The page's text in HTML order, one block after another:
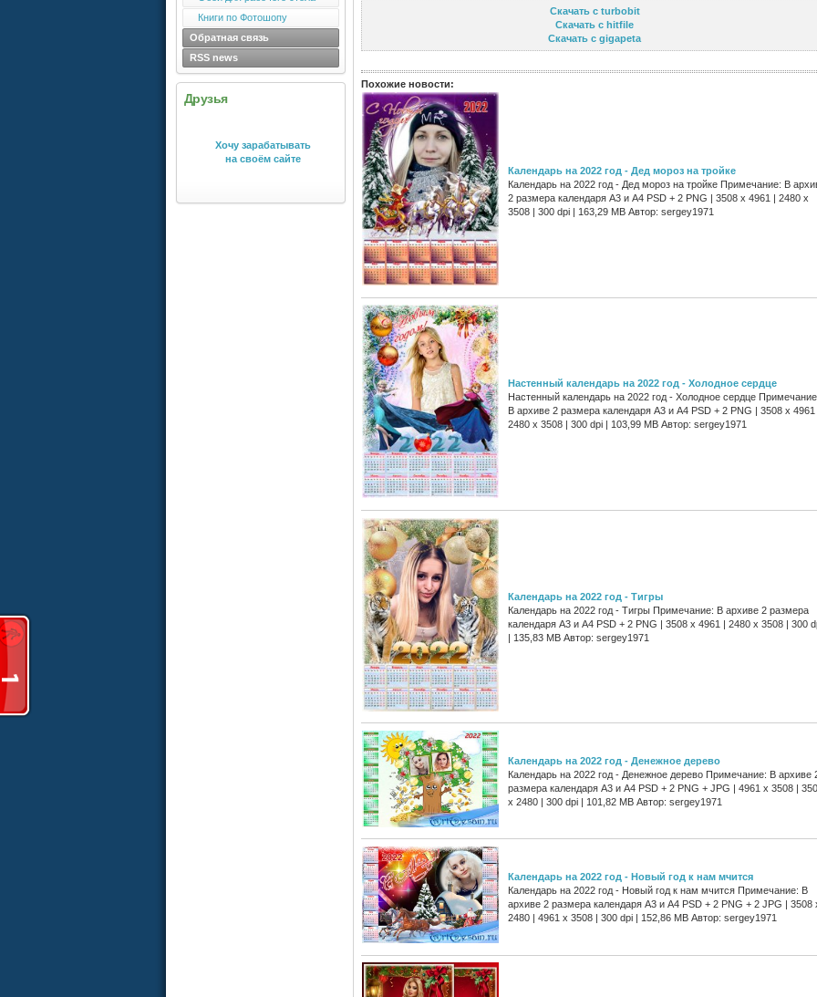
Книги по Фотошопу
Обратная связь
RSS news
Друзья
Хочу зарабатывать
на своём сайте
Скачать с turbobit
Скачать с hitfile
Скачать с gigapeta
Похожие новости:
Календарь на 2022 год - Дед мороз на тройке
Календарь на 2022 год - Дед мороз на тройке Примечание: В
2 размера календаря А3 и А4 PSD + 2 PNG | 3508 x 4961 | 2480 x
3508 | 300 dpi | 163,29 MB Автор: sergey1971
Настенный календарь на 2022 год - Холодное сердце
Настенный календарь на 2022 год - Холодное сердце
В архиве 2 размера календаря А3 и А4 PSD + 2 PNG | 3508 x 4961
2480 x 3508 | 300 dpi | 103,99 MB Автор: sergey1971
Календарь на 2022 год - Тигры
Календарь на 2022 год - Тигры Примечание: В архиве 2 размера
календаря А3 и А4 PSD + 2 PNG | 3508 x 4961 | 2480 x 3508 | 300
| 135,83 MB Автор: sergey1971
Календарь на 2022 год - Денежное дерево
Календарь на 2022 год - Денежное дерево Примечание: В архиве
размера календаря А3 и А4 PSD + 2 PNG + JPG | 4961 x 3508 |
x 2480 | 300 dpi | 101,82 MB Автор: sergey1971
Календарь на 2022 год - Новый год к нам мчится
Календарь на 2022 год - Новый год к нам мчится Примечание: В
архиве 2 размера календаря А3 и А4 PSD + 2 PNG + 2 JPG | 3508
2480 | 4961 x 3508 | 300 dpi | 152,86 MB Автор: sergey1971